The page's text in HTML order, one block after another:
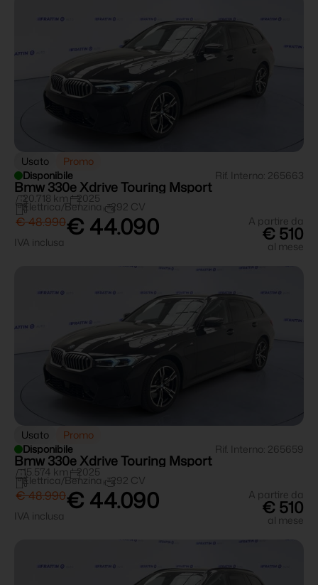
Usato
Promo
Disponibile
Rif. Interno: 265663
Bmw 330e Xdrive Touring Msport
20.718 km 2025
Elettrica/Benzina 292 CV
€ 44.090
€ 48.990
IVA inclusa
A partire da
€ 510
al mese
Usato
Promo
Disponibile
Rif. Interno: 265659
Bmw 330e Xdrive Touring Msport
15.574 km 2025
Elettrica/Benzina 292 CV
€ 44.090
€ 48.990
IVA inclusa
A partire da
€ 510
al mese